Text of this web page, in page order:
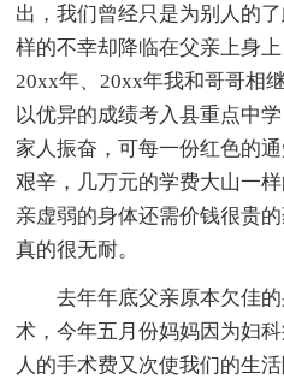
出，我们曾经只是为别人的
样的不幸却降临在父亲上身
20xx年、20xx年我和哥哥相
以优异的成绩考入县重点中
家人振奋，可每一份红色的
艰辛，几万元的学费大山一
亲虚弱的身体还需价钱很贵
真的很无耐。
去年年底父亲原本欠佳
术，今年五月份妈妈因为妇
人的手术费又次使我们的生